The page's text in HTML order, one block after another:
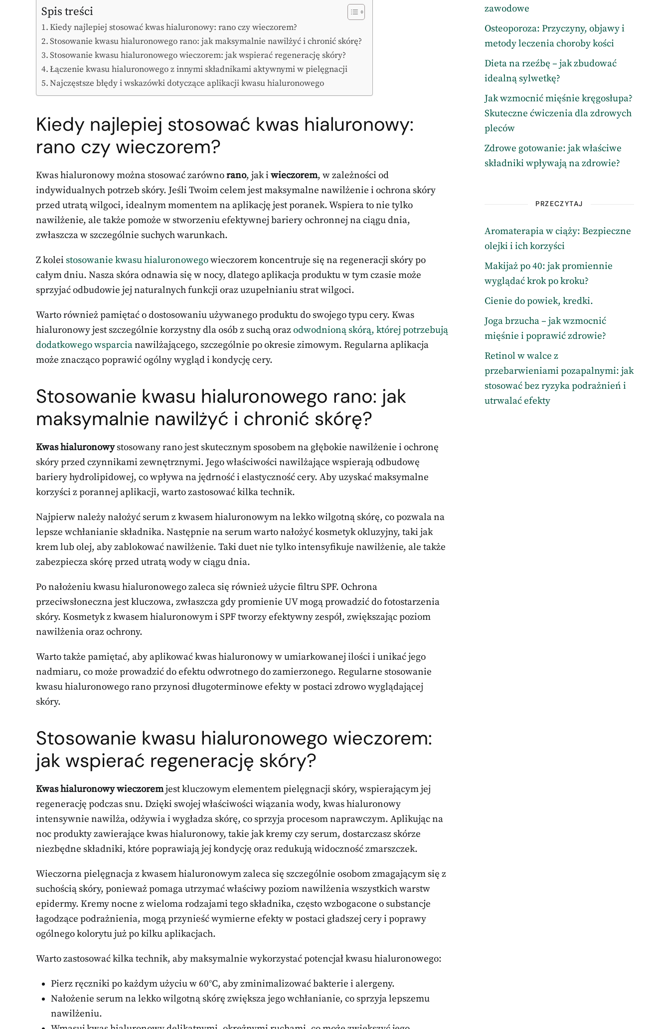
Spis treści
Kiedy najlepiej stosować kwas hialuronowy: rano czy wieczorem?
Stosowanie kwasu hialuronowego rano: jak maksymalnie nawilżyć i chronić skórę?
Stosowanie kwasu hialuronowego wieczorem: jak wspierać regenerację skóry?
Łączenie kwasu hialuronowego z innymi składnikami aktywnymi w pielęgnacji
Najczęstsze błędy i wskazówki dotyczące aplikacji kwasu hialuronowego
Kiedy najlepiej stosować kwas hialuronowy:
rano czy wieczorem?
Kwas hialuronowy można stosować zarównorano, jak i wieczorem, w zależności od
indywidualnych potrzeb skóry. Jeśli Twoim celem jest maksymalne nawilżenie i ochrona skóry
przed utratą wilgoci, idealnym momentem na aplikację jest poranek. Wspiera to nie tylko
nawilżenie, ale także pomoże w stworzeniu efektywnej bariery ochronnej na ciągu dnia,
zwłaszcza w szczególnie suchych warunkach.
Z kolei stosowanie kwasu hialuronowegowieczorem koncentruje się na regeneracji skóry po
całym dniu. Nasza skóra odnawia się w nocy, dlatego aplikacja produktu w tym czasie może
sprzyjać odbudowie jej naturalnych funkcji oraz uzupełnianiu strat wilgoci.
Warto również pamiętać o dostosowaniu używanego produktu do swojego typu cery. Kwas
hialuronowy jest szczególnie korzystny dla osób z suchą orazodwodnioną skórą, której potrzebują
dodatkowego wsparcianawilżającego, szczególnie po okresie zimowym. Regularna aplikacja
może znacząco poprawić ogólny wygląd i kondycję cery.
Stosowanie kwasu hialuronowego rano: jak
maksymalnie nawilżyć i chronić skórę?
Kwas hialuronowystosowany rano jest skutecznym sposobem na głębokie nawilżenie i ochronę
skóry przed czynnikami zewnętrznymi. Jego właściwości nawilżające wspierają odbudowę
bariery hydrolipidowej, co wpływa na jędrność i elastyczność cery. Aby uzyskać maksymalne
korzyści z porannej aplikacji, warto zastosować kilka technik.
Najpierw należy nałożyć serum z kwasem hialuronowym na lekko wilgotną skórę, co pozwala na
lepsze wchłanianie składnika. Następnie na serum warto nałożyć kosmetyk okluzyjny, taki jak
krem lub olej, aby zablokować nawilżenie. Taki duet nie tylko intensyfikuje nawilżenie, ale także
zabezpiecza skórę przed utratą wody w ciągu dnia.
Po nałożeniu kwasu hialuronowego zaleca się również użycie filtru SPF. Ochrona
przeciwsłoneczna jest kluczowa, zwłaszcza gdy promienie UV mogą prowadzić do fotostarzenia
skóry. Kosmetyk z kwasem hialuronowym i SPF tworzy efektywny zespół, zwiększając poziom
nawilżenia oraz ochrony.
Warto także pamiętać, aby aplikować kwas hialuronowy w umiarkowanej ilości i unikać jego
nadmiaru, co może prowadzić do efektu odwrotnego do zamierzonego. Regularne stosowanie
kwasu hialuronowego rano przynosi długoterminowe efekty w postaci zdrowo wyglądającej
skóry.
Stosowanie kwasu hialuronowego wieczorem:
jak wspierać regenerację skóry?
Kwas hialuronowy wieczoremjest kluczowym elementem pielęgnacji skóry, wspierającym jej
regenerację podczas snu. Dzięki swojej właściwości wiązania wody, kwas hialuronowy
intensywnie nawilża, odżywia i wygładza skórę, co sprzyja procesom naprawczym. Aplikując na
noc produkty zawierające kwas hialuronowy, takie jak kremy czy serum, dostarczasz skórze
niezbędne składniki, które poprawiają jej kondycję oraz redukują widoczność zmarszczek.
Wieczorna pielęgnacja z kwasem hialuronowym zaleca się szczególnie osobom zmagającym się z
suchością skóry, ponieważ pomaga utrzymać właściwy poziom nawilżenia wszystkich warstw
epidermy. Kremy nocne z wieloma rodzajami tego składnika, często wzbogacone o substancje
łagodzące podrażnienia, mogą przynieść wymierne efekty w postaci gładszej cery i poprawy
ogólnego kolorytu już po kilku aplikacjach.
Warto zastosować kilka technik, aby maksymalnie wykorzystać potencjał kwasu hialuronowego:
Pierz ręczniki po każdym użyciu w 60°C, aby zminimalizować bakterie i alergeny.
Nałożenie serum na lekko wilgotną skórę zwiększa jego wchłanianie, co sprzyja lepszemu
nawilżeniu.
zawodowe
Osteoporoza: Przyczyny, objawy i
metody leczenia choroby kości
Dieta na rzeźbę – jak zbudować
idealną sylwetkę?
Jak wzmocnić mięśnie kręgosłupa?
Skuteczne ćwiczenia dla zdrowych
pleców
Zdrowe gotowanie: jak właściwe
składniki wpływają na zdrowie?
PRZECZYTAJ
Aromaterapia w ciąży: Bezpieczne
olejki i ich korzyści
Makijaż po 40: jak promiennie
wyglądać krok po kroku?
Cienie do powiek, kredki.
Joga brzucha – jak wzmocnić
mięśnie i poprawić zdrowie?
Retinol w walce z
przebarwieniami pozapalnymi: jak
stosować bez ryzyka podrażnień i
utrwalać efekty